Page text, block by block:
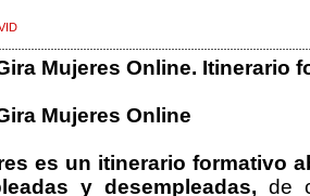
Mujeres Online. Itinerario
Mujeres Online
es un itinerario formativo
y desempleadas, de